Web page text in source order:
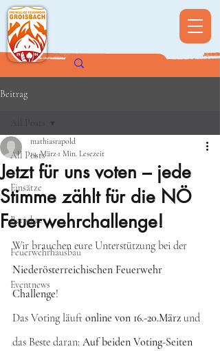
Beitrag
All Posts
Einsätze
Berichte
Feuerwehrhausbau
Eventnews
Jetzt für uns voten – jede
Stimme zählt für die NÖ
Feuerwehrchallenge!
mathiasrapold
13. März 1 Min. Lesezeit
Wir brauchen eure Unterstützung bei der
Niederösterreichischen Feuerwehr
Challenge!
Das Voting läuft online von 16.-20.März und
das Beste daran: Auf beiden Voting-Seiten